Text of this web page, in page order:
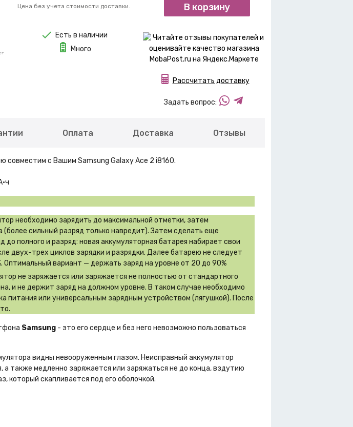
Цена без учета стоимости доставки.
Есть в наличии
Много
В корзину
Рассчитать доставку
Задать вопрос:
Оплата Доставка Отзывы
совместим с Вашим Samsung Galaxy Ace 2 i8160.
необходимо зарядить до максимальной отметки, затем
(более сильный разряд только навредит). Затем сделать еще
до полного и разряд: новая аккумуляторная батарея набирает свои
двух-трех циклов зарядки и разрядки. Далее батарею не следует
Оптимальный вариант — держать заряд на уровне от 20 до 90%
не заряжается или заряжается не полностью от стандартного
и не держит заряд на должном уровне. В таком случае необходимо
питания или универсальным зарядным устройством (лягушкой). После
Samsung - это его сердце и без него невозможно пользоваться
видны невооруженным глазом. Неисправный аккумулятор
а также медленно заряжается или заряжаться не до конца, вздутию
который скапливается под его оболочкой.